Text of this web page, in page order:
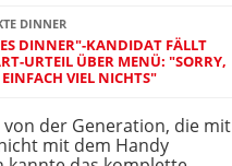
DINNER
DINNER"-KANDIDAT FÄLLT
URTEIL ÜBER MENÜ: "SORRY,
VIEL NICHTS"
von der Generation, die mit
mit dem Handy